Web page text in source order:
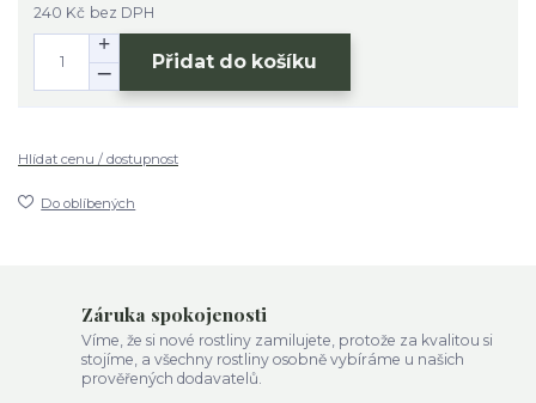
240 Kč bez DPH
Přidat do košíku
Hlídat cenu / dostupnost
Do oblíbených
Záruka spokojenosti
Víme, že si nové rostliny zamilujete, protože za kvalitou si
stojíme, a všechny rostliny osobně vybíráme u našich
prověřených dodavatelů.